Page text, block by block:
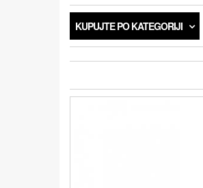
KUPUJTE PO KATEGORIJI